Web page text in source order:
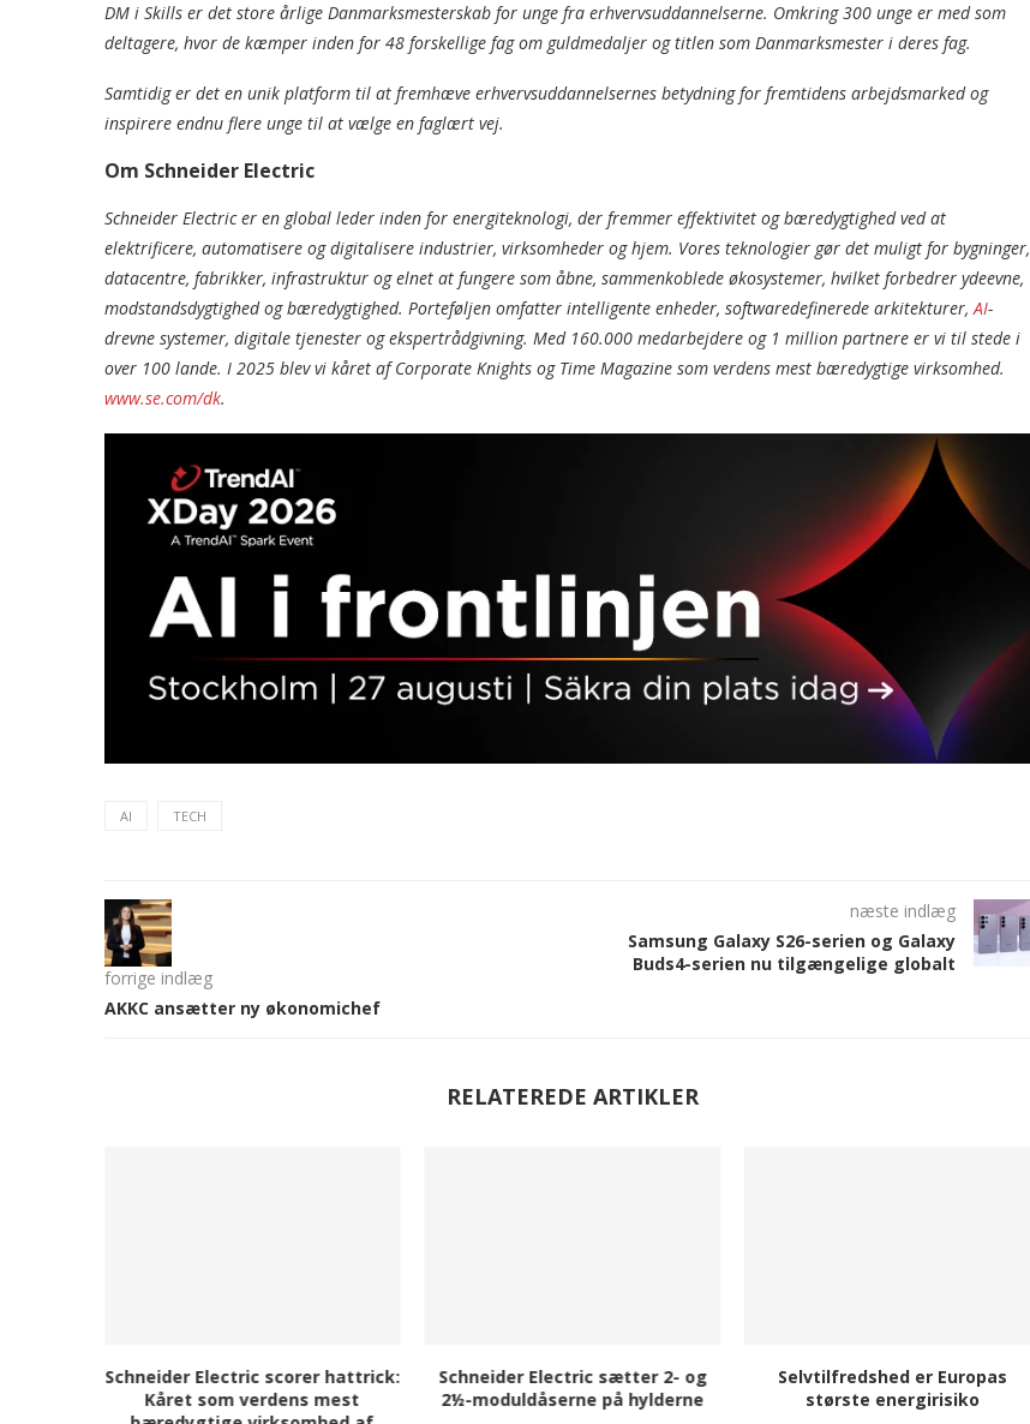
DM i Skills er det store årlige Danmarksmesterskab for unge fra erhvervsuddannelserne. Omkring 300 unge er med som
deltagere, hvor de kæmper inden for 48 forskellige fag om guldmedaljer og titlen som Danmarksmester i deres fag.
Samtidig er det en unik platform til at fremhæve erhvervsuddannelsernes betydning for fremtidens arbejdsmarked og
inspirere endnu flere unge til at vælge en faglært vej.
Om Schneider Electric
Schneider Electric er en global leder inden for energiteknologi, der fremmer effektivitet og bæredygtighed ved at
elektrificere, automatisere og digitalisere industrier, virksomheder og hjem. Vores teknologier gør det muligt for bygninger,
datacentre, fabrikker, infrastruktur og elnet at fungere som åbne, sammenkoblede økosystemer, hvilket forbedrer ydeevne,
modstandsdygtighed og bæredygtighed. Porteføljen omfatter intelligente enheder, softwaredefinerede arkitekturer,AI-
drevne systemer, digitale tjenester og ekspertrådgivning. Med 160.000 medarbejdere og 1 million partnere er vi til stede i
over 100 lande. I 2025 blev vi kåret af Corporate Knights og Time Magazine som verdens mest bæredygtige virksomhed.
www.se.com/dk.
AI TECH
forrige indlæg
AKKC ansætter ny økonomichef
næste indlæg
Samsung Galaxy S26-serien og Galaxy
Buds4-serien nu tilgængelige globalt
RELATEREDE ARTIKLER
Schneider Electric scorer hattrick:
Kåret som verdens mest
Schneider Electric sætter 2- og
2½-moduldåserne på hylderne
Selvtilfredshed er Europas
største energirisiko